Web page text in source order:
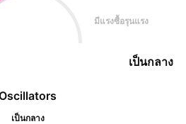
เป็นกลาง
มีแรงซื้อรุนแรง
เป็นกลาง